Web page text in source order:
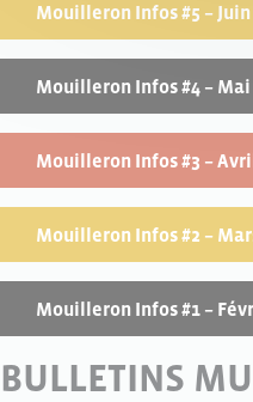
Mouilleron Infos #5 – Juin
Mouilleron Infos #4 – Mai
Mouilleron Infos #3 –
Mouilleron Infos #2 –
Mouilleron Infos #1 –
BULLETINS